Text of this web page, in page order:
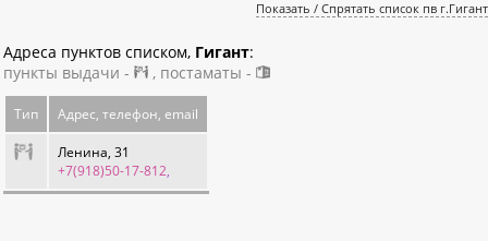
Показать / Спрятать список пв г.Гигант
Адреса пунктов списком, Гигант:
пункты выдачи -
, постаматы -
Тип Адрес, телефон, email
Ленина, 31
+7(918)50-17-812,